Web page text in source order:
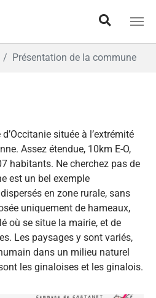
Présentation de la commune
située à l’extrémité
Assez étendue, 10km E-O,
habitants. Ne cherchez pas de
est un bel exemple
en zone rurale, sans
uniquement de hameaux,
où se situe la mairie, et de
Les paysages y sont variés,
dans un milieu naturel
les ginaloises et les ginalois.